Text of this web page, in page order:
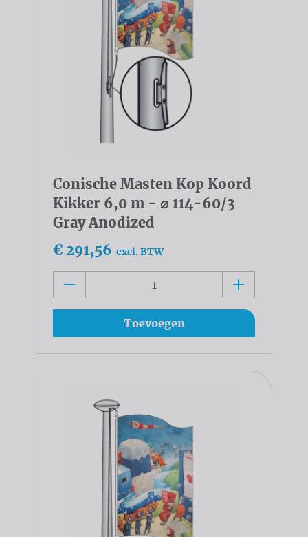
Conische Masten Kop Koord
Kikker 6,0 m - ⌀ 114-60/3
Gray Anodized
€ 291,56 excl. BTW
Toevoegen